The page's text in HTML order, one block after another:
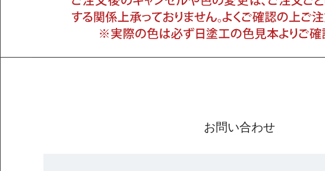
お問い合わせ